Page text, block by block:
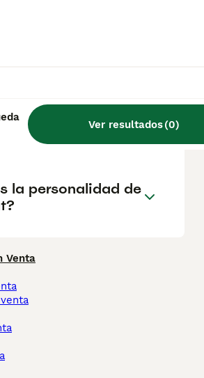
Ver resultados(0)
amigable.
Ocicat?
la personalidad de
Venta